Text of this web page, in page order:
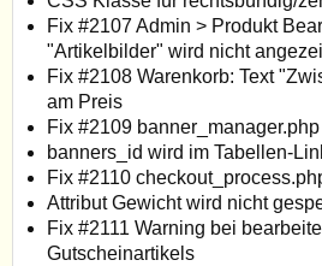
Fix #2107 Admin > Produkt
"Artikelbilder" wird nicht
Fix #2108 Warenkorb: Text
am Preis
Fix #2109 banner_manager.php
banners_id wird im Tabellen-
Fix #2110
Attribut Gewicht wird nicht
Fix #2111 Warning bei
Gutscheinartikels